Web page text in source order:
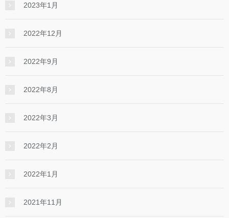
2023年1月
2022年12月
2022年9月
2022年8月
2022年3月
2022年2月
2022年1月
2021年11月